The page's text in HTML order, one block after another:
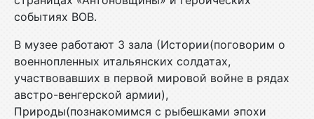
событиях ВОВ.
В музее работают 3 зала (Истории(поговорим о
военнопленных итальянских солдатах,
участвовавших в первой мировой войне в рядах
австро-венгерской армии),
Природы(познакомимся с рыбешками эпохи